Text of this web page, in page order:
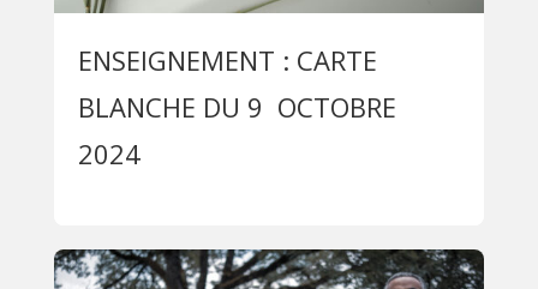
ENSEIGNEMENT : CARTE
BLANCHE DU 9 OCTOBRE
2024